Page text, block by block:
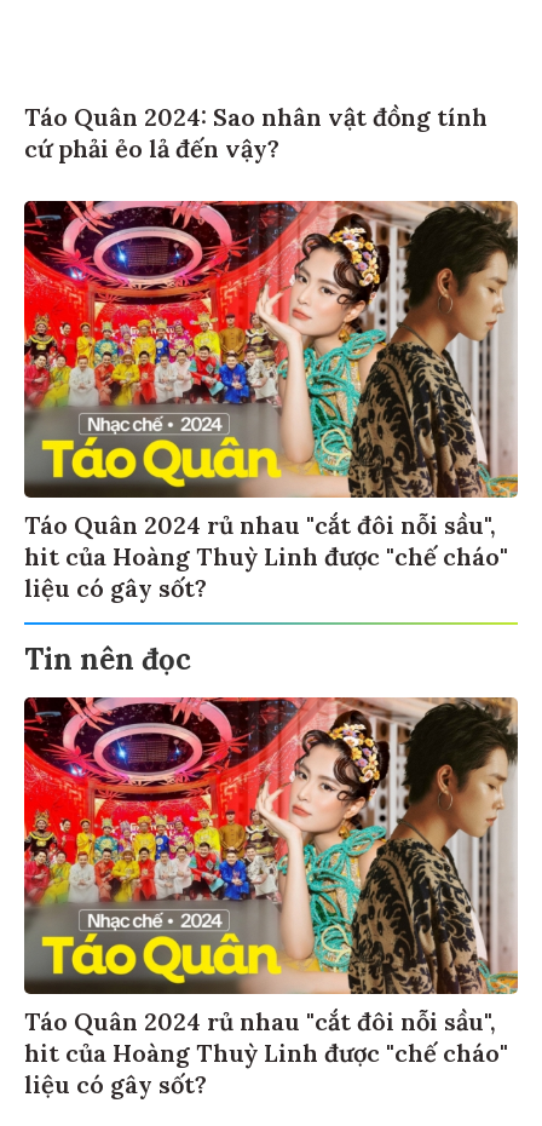
Táo Quân 2024: Sao nhân vật đồng tính
cứ phải ẻo lả đến vậy?
Táo Quân 2024 rủ nhau "cắt đôi nỗi sầu",
hit của Hoàng Thuỳ Linh được "chế cháo"
liệu có gây sốt?
Tin nên đọc
Táo Quân 2024 rủ nhau "cắt đôi nỗi sầu",
hit của Hoàng Thuỳ Linh được "chế cháo"
liệu có gây sốt?